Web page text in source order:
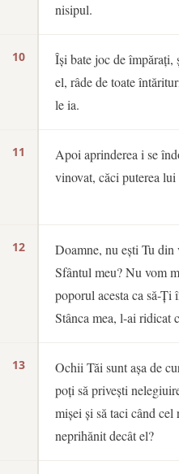
10
11
12
13
nisipul.
Își bate joc de
el, râde de toate
le ia.
Apoi aprinderea i se
vinovat, căci puterea
Doamne, nu ești Tu
Sfântul meu? Nu vom
poporul acesta ca să-Ți
Stânca mea, l-ai ridicat
Ochii Tăi sunt așa de
poți să privești
mișei și să taci când cel
neprihănit decât el?